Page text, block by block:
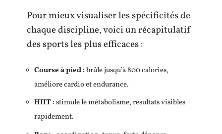
Pour mieux visualiser les spécificités de
chaque discipline, voici un récapitulatif
des sports les plus efficaces :
Course à pied: brûle jusqu’à 800 calories,
améliore cardio et endurance.
HIIT: stimule le métabolisme, résultats visibles
rapidement.